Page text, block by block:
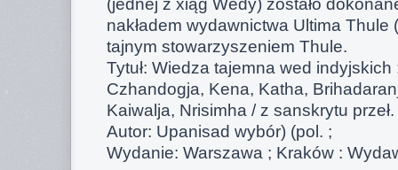
(jednej z xiąg Wedy) zostało
nakładem wydawnictwa Ultima
tajnym stowarzyszeniem Thule.
Tytuł: Wiedza tajemna wed
Czhandogja, Kena, Katha,
Kaiwalja, Nrisimha / z sanskrytu
Autor: Upanisad wybór) (pol. ;
Wydanie: Warszawa ; Kraków :